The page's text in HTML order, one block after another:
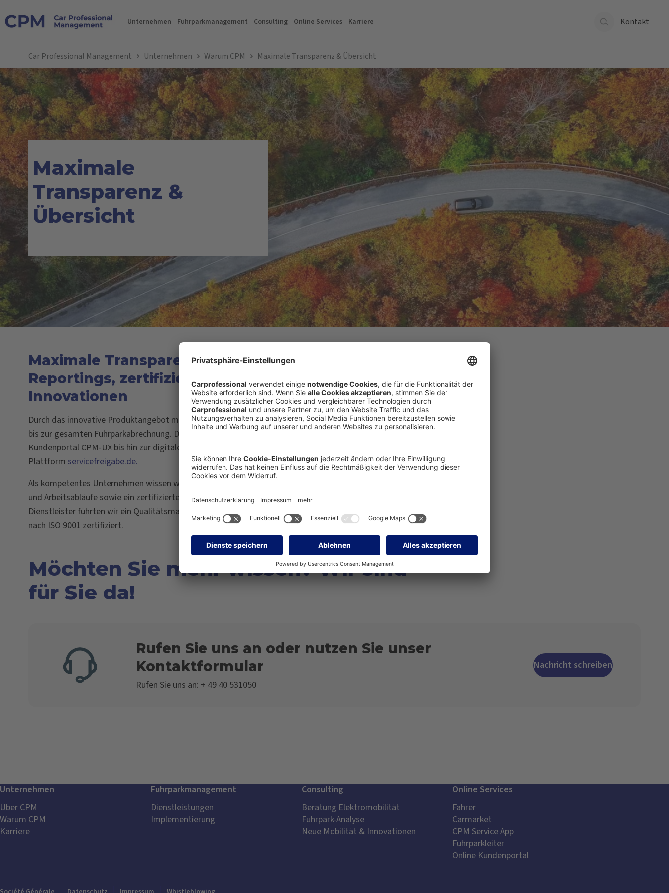
Unternehmen Fuhrparkmanagement Consulting Online Services Karriere Kontakt
Car Professional Management Unternehmen Warum CPM Maximale Transparenz & Übersicht
Maximale
Transparenz &
Übersicht
Maximale Transparenz durch übersichtliche
Reportings, zertifizierte Prozesse und ständige
Innovationen
Durch das innovative Produktangebot managen wir Ihre Business Mobilität von der Nutzerkommunikation
bis zur gesamten Fuhrparkabrechnung. Die digitalen Plattformen reichen von der Fahrer-App und dem Online-
Kundenportal CPM-UX bis hin zur digitalen Abwicklung der Werkstattleistungen über die hauseigene
Plattform servicefreigabe.de.
Als kompetentes Unternehmen wissen wir, wie wichtig neben ständigen Innovationen zertifizierte Verfahren
und Arbeitsabläufe sowie ein zertifiziertes Dokumentenmanagementsystem sind. Als einer der ersten
Dienstleister führten wir ein Qualitätsmanagement-System nach DIN EN ISO 9001 ein und sind seit 1998
nach ISO 9001 zertifiziert.
Möchten Sie mehr wissen? Wir sind
für Sie da!
Rufen Sie uns an oder nutzen Sie unser
Kontaktformular
Rufen Sie uns an: + 49 40 531050
Nachricht schreiben
Unternehmen
Über CPM
Warum CPM
Karriere
Fuhrparkmanagement
Dienstleistungen
Implementierung
Consulting
Beratung Elektromobilität
Fuhrpark-Analyse
Neue Mobilität & Innovationen
Online Services
Fahrer
Carmarket
CPM Service App
Fuhrparkleiter
Online Kundenportal